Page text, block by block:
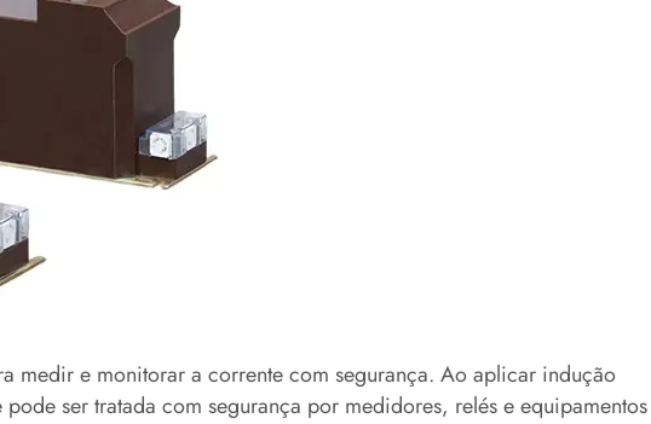
medir e monitorar a corrente com segurança. Ao aplicar indução
ser tratada com segurança por medidores, relés e equipamentos